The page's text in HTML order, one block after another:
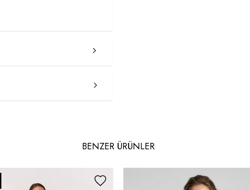
BENZER ÜRÜNLER